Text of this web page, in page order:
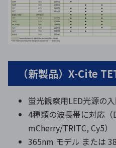
（新製品）X-Cite
蛍光観察用LED光源の
4種類の波長帯に対応（
mCherry/TRITC, Cy5）
365nm モデル または